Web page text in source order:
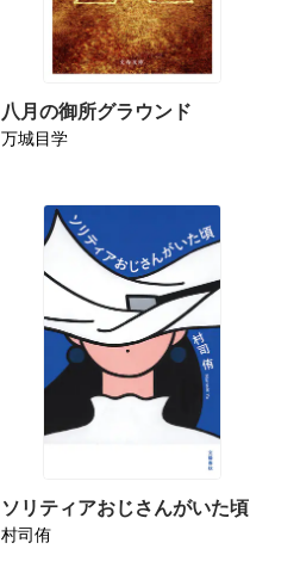
八月の御所グラウンド
万城目学
ソリティアおじさんがいた頃
村司侑